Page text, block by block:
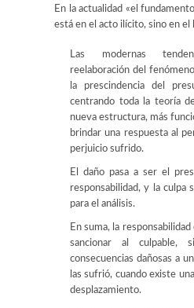
En la actualidad «el
está en el acto ilícito, sino en el
Las modernas
reelaboración del
la prescindencia del
centrando toda la teoría
nueva estructura, más
brindar una respuesta al
perjuicio sufrido.
El daño pasa a ser el
responsabilidad, y la culpa
para el análisis.
En suma, la
sancionar al culpable,
consecuencias dañosas a
las sufrió, cuando existe
desplazamiento.